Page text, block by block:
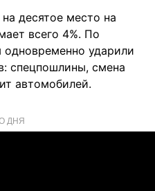
десятое место на
всего 4%. По
ударили
спецпошлины, смена
автомобилей.
ДНЯ